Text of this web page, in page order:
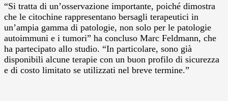
“Si tratta di un’osservazione importante, poiché dimostra
che le citochine rappresentano bersagli terapeutici in
un’ampia gamma di patologie, non solo per le patologie
autoimmuni e i tumori” ha concluso Marc Feldmann, che
ha partecipato allo studio. “In particolare, sono già
disponibili alcune terapie con un buon profilo di sicurezza
e di costo limitato se utilizzati nel breve termine.”